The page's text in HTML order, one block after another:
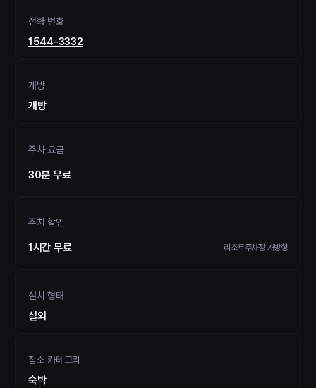
전화 번호
1544-3332
개방
개방
주차 요금
30분 무료
주차 할인
1시간 무료 리조트주차장 개방형
설치 형태
실외
장소 카테고리
숙박